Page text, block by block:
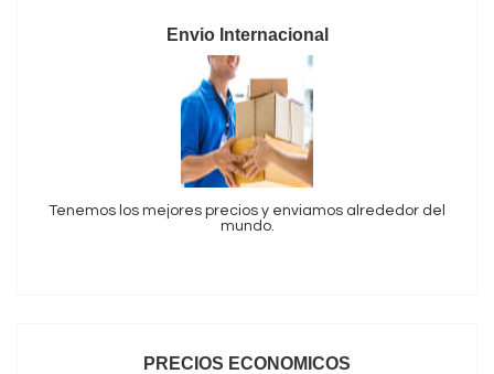
Envio Internacional
Tenemos los mejores precios y enviamos alrededor del
mundo.
PRECIOS ECONOMICOS